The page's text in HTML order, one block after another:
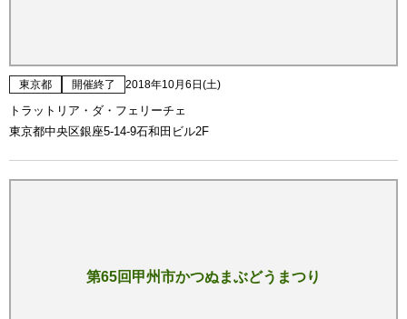
東京都 開催終了 2018年10月6日(土)
トラットリア・ダ・フェリーチェ
東京都中央区銀座5-14-9石和田ビル2F
第65回甲州市かつぬまぶどうまつり